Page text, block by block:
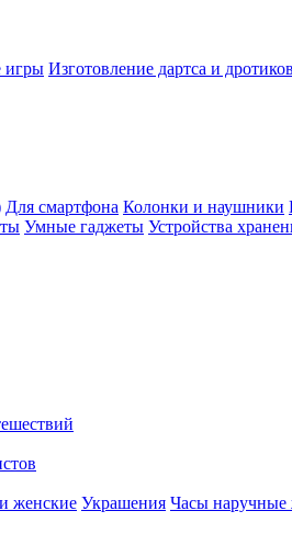
игры Изготовление дартса и
Для смартфона Колонки и наушники
Умные гаджеты Устройства
женские Украшения Часы наручные